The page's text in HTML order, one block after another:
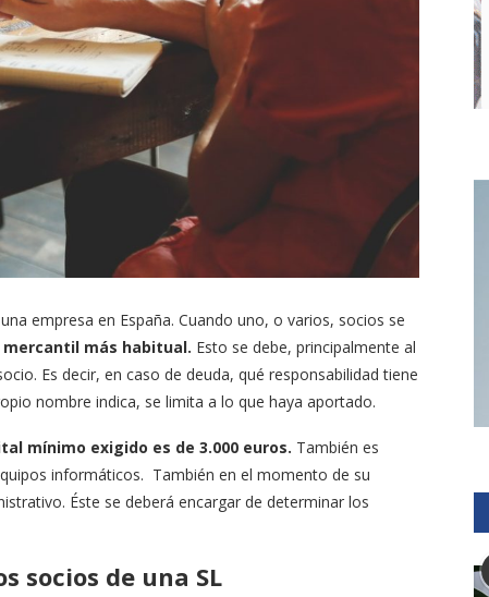
empresa en España. Cuando uno, o varios, socios se
mercantil más habitual. Esto se debe, principalmente al
Es decir, en caso de deuda, qué responsabilidad tiene
nombre indica, se limita a lo que haya aportado.
mínimo exigido es de 3.000 euros. También es
informáticos. También en el momento de su
Éste se deberá encargar de determinar los
socios de una SL